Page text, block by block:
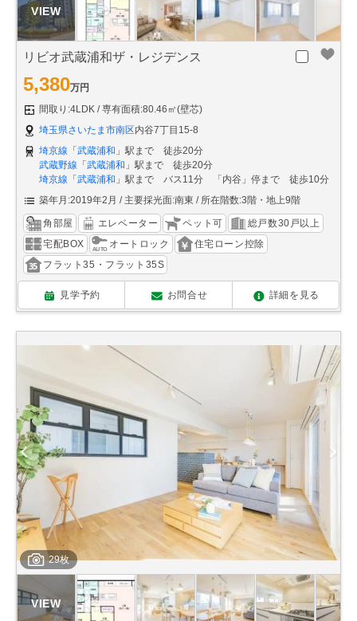
リビオ武蔵浦和ザ・レジデンス
5,380万円
間取り:4LDK
専有面積:80.46㎡(壁芯)
埼玉県さいたま市南区内谷7丁目15-8
埼京線 「武蔵浦和 」駅まで 徒歩20分
武蔵野線 「武蔵浦和 」駅まで 徒歩20分
埼京線 「武蔵浦和 」駅まで バス11分 「内谷」停まで 徒歩10分
築年月:2019年2月
主要採光面:南東 所在階数:3階・地上9階
角部屋 エレベーター ペット可
総戸数30戸以上
宅配BOX
オートロック
住宅ローン控除
フラット35・フラット35S
見学予約 お問合せ 詳細を見る
29枚